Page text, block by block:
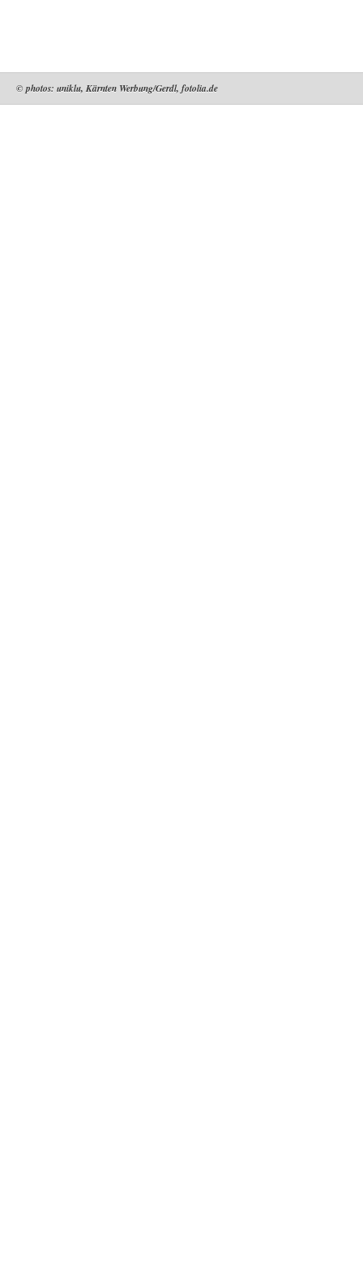
© photos: uniklu, Kärnten Werbung/Gerdl, fotolia.de